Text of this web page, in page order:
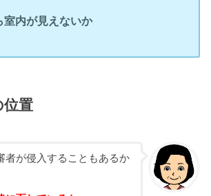
室内が見えないか
置
者が侵入することもあるか